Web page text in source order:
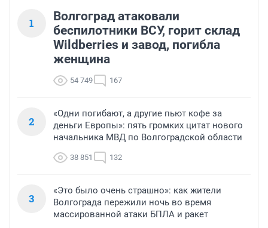
1
Волгоград атаковали
беспилотники ВСУ, горит склад
Wildberries и завод, погибла
женщина
54 749 167
2
«Одни погибают, а другие пьют кофе за
деньги Европы»: пять громких цитат нового
начальника МВД по Волгоградской области
38 851 132
3
«Это было очень страшно»: как жители
Волгограда пережили ночь во время
массированной атаки БПЛА и ракет